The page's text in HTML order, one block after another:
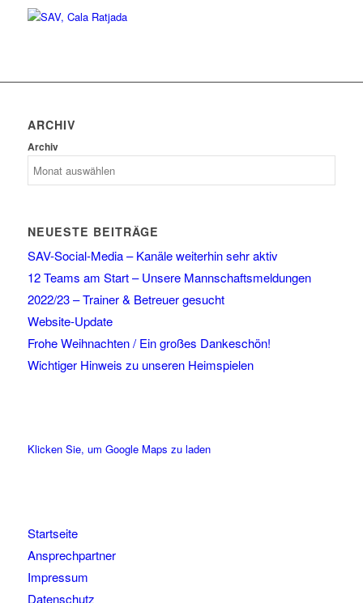
ARCHIV
Archiv
NEUESTE BEITRÄGE
SAV-Social-Media – Kanäle weiterhin sehr aktiv
12 Teams am Start – Unsere Mannschaftsmeldungen
2022/23 – Trainer & Betreuer gesucht
Website-Update
Frohe Weihnachten / Ein großes Dankeschön!
Wichtiger Hinweis zu unseren Heimspielen
Klicken Sie, um Google Maps zu laden
Startseite
Ansprechpartner
Impressum
Datenschutz